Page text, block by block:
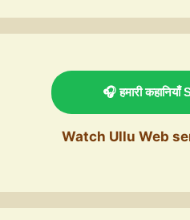
🎧 हमारी
Watch Ullu Web